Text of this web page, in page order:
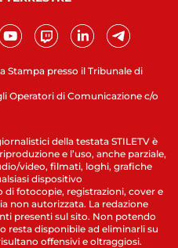
Stampa presso il Tribunale di
Operatori di Comunicazione c/o
della testata STILETV è
e l’uso, anche parziale,
video, filmati, loghi, grafiche
dispositivo
fotocopie, registrazioni, cover e
non autorizzata. La redazione
presenti sul sito. Non potendo
resta disponibile ad eliminarli su
offensivi e oltraggiosi.